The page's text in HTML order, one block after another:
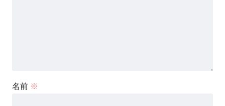
名前 ※